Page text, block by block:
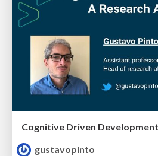
gustavopinto